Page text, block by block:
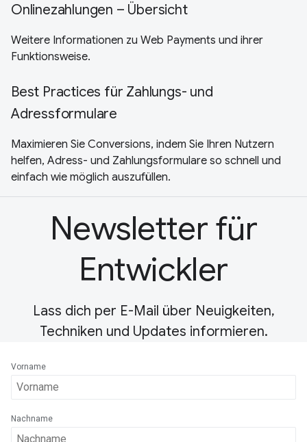
Onlinezahlungen – Übersicht
Weitere Informationen zu Web Payments und ihrer
Funktionsweise.
Best Practices für Zahlungs- und
Adressformulare
Maximieren Sie Conversions, indem Sie Ihren Nutzern
helfen, Adress- und Zahlungsformulare so schnell und
einfach wie möglich auszufüllen.
Newsletter für
Entwickler
Lass dich per E-Mail über Neuigkeiten,
Techniken und Updates informieren.